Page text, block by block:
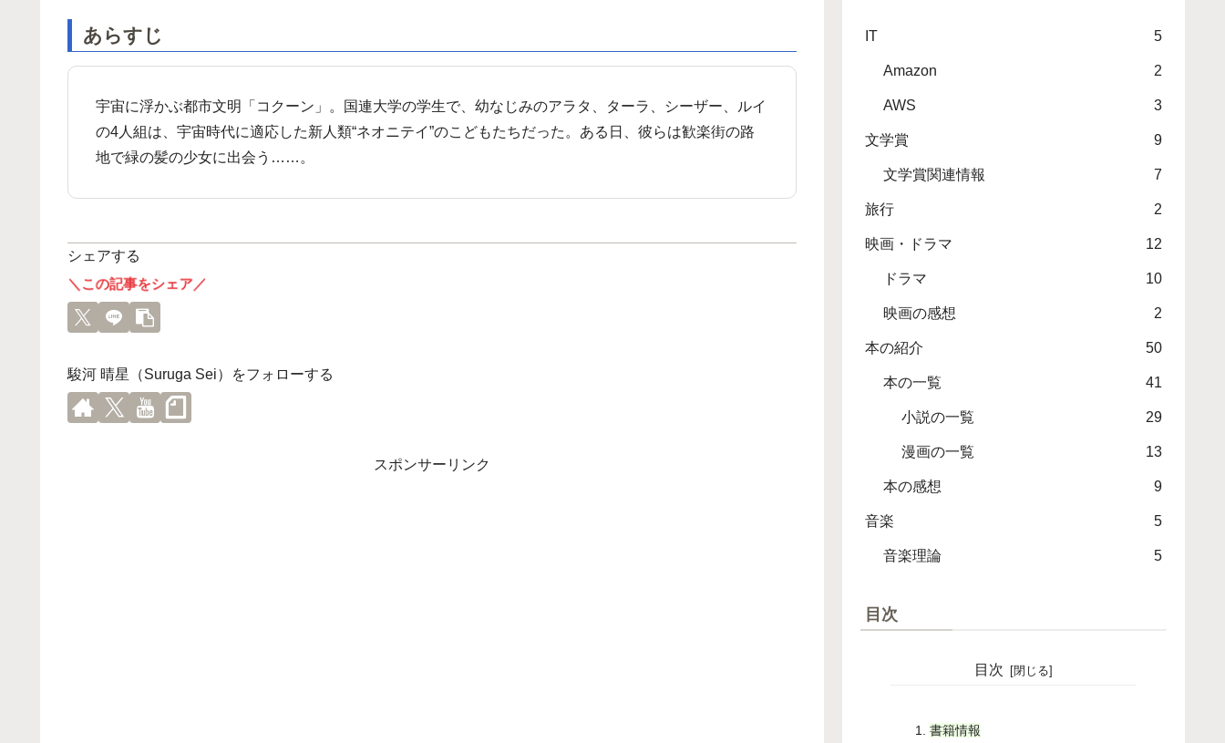
あらすじ
宇宙に浮かぶ都市文明「コクーン」。国連大学の学生で、幼なじみのアラタ、ターラ、シーザー、ルイ
の4人組は、宇宙時代に適応した新人類“ネオニテイ”のこどもたちだった。ある日、彼らは歓楽街の路
地で緑の髪の少女に出会う……。
シェアする
＼この記事をシェア／
駿河 晴星（Suruga Sei）をフォローする
スポンサーリンク
IT 5
Amazon 2
AWS 3
文学賞 9
文学賞関連情報 7
旅行 2
映画・ドラマ 12
ドラマ 10
映画の感想 2
本の紹介 50
本の一覧 41
小説の一覧 29
漫画の一覧 13
本の感想 9
音楽 5
音楽理論 5
目次
目次
書籍情報